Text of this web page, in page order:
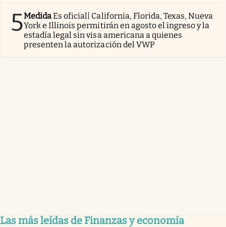
5MedidaEs oficial| California, Florida, Texas, Nueva
York e Illinois permitirán en agosto el ingreso y la
estadía legal sin visa americana a quienes
presenten la autorización del VWP
Las más leídas de Finanzas y economía